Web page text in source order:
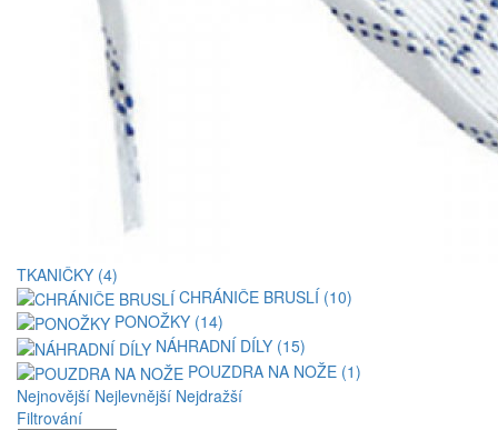
TKANIČKY (4)
CHRÁNIČE BRUSLÍ (10)
PONOŽKY (14)
NÁHRADNÍ DÍLY (15)
POUZDRA NA NOŽE (1)
Nejnovější Nejlevnější Nejdražší
Filtrování